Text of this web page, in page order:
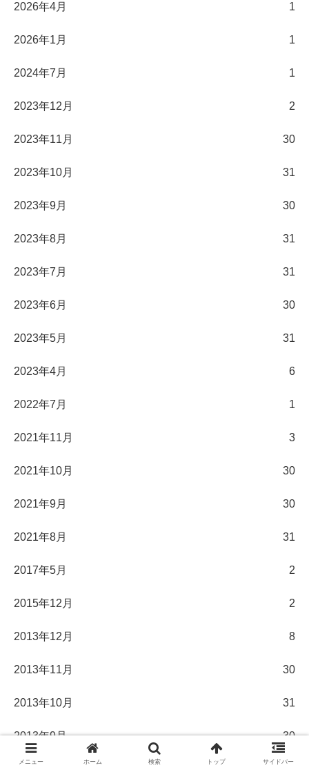
2026年4月 1
2026年1月 1
2024年7月 1
2023年12月 2
2023年11月 30
2023年10月 31
2023年9月 30
2023年8月 31
2023年7月 31
2023年6月 30
2023年5月 31
2023年4月 6
2022年7月 1
2021年11月 3
2021年10月 30
2021年9月 30
2021年8月 31
2017年5月 2
2015年12月 2
2013年12月 8
2013年11月 30
2013年10月 31
2013年9月 30
メニュー ホーム 検索 トップ サイドバー